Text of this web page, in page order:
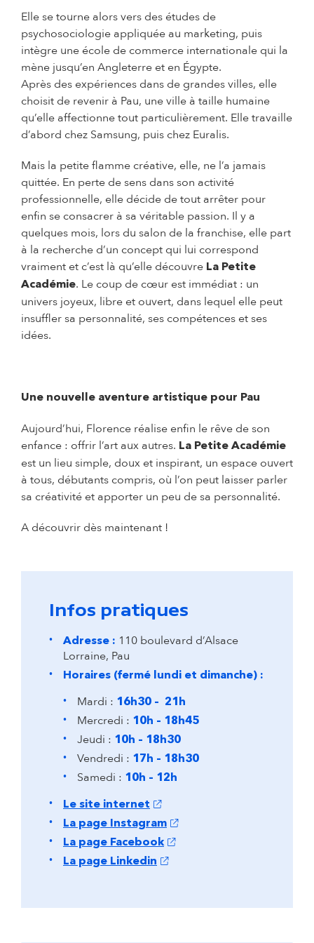
Elle se tourne alors vers des études de
psychosociologie appliquée au marketing, puis
intègre une école de commerce internationale qui la
mène jusqu’en Angleterre et en Égypte.
Après des expériences dans de grandes villes, elle
choisit de revenir à Pau, une ville à taille humaine
qu’elle affectionne tout particulièrement. Elle travaille
d’abord chez Samsung, puis chez Euralis.
Mais la petite flamme créative, elle, ne l’a jamais
quittée. En perte de sens dans son activité
professionnelle, elle décide de tout arrêter pour
enfin se consacrer à sa véritable passion. Il y a
quelques mois, lors du salon de la franchise, elle part
à la recherche d’un concept qui lui correspond
vraiment et c’est là qu’elle découvre La Petite
Académie. Le coup de cœur est immédiat : un
univers joyeux, libre et ouvert, dans lequel elle peut
insuffler sa personnalité, ses compétences et ses
idées.
Une nouvelle aventure artistique pour Pau
Aujourd’hui, Florence réalise enfin le rêve de son
enfance : offrir l’art aux autres. La Petite Académie
est un lieu simple, doux et inspirant, un espace ouvert
à tous, débutants compris, où l’on peut laisser parler
sa créativité et apporter un peu de sa personnalité.
A découvrir dès maintenant !
Infos pratiques
Adresse : 110 boulevard d’Alsace
Lorraine, Pau
Horaires (fermé lundi et dimanche) :
Mardi : 16h30 – 21h
Mercredi : 10h – 18h45
Jeudi : 10h – 18h30
Vendredi : 17h – 18h30
Samedi : 10h – 12h
Le site internet (s'ouvre dans un nouvel onglet)
La page Instagram(s'ouvre dans un nouvel
La page Facebook(s'ouvre dans un nouvel
La page Linkedin (s'ouvre dans un nouvel